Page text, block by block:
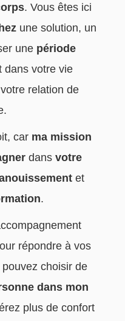
. Vous êtes ici
une solution, un
une période
dans votre vie
relation de
car ma mission
dansvotre
et
.
répondre à vos
choisir de
dans mon
plus de confort